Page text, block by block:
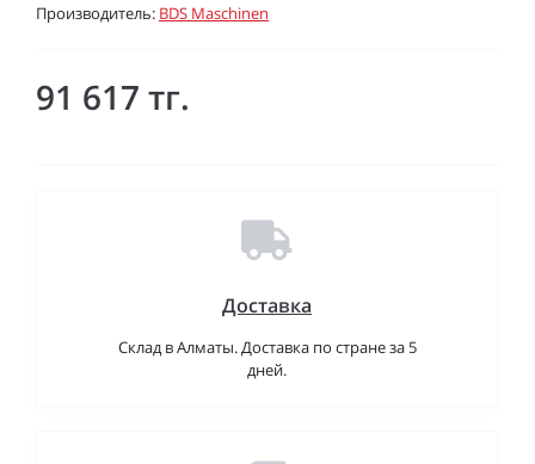
Производитель: BDS Maschinen
91 617 тг.
Доставка
Склад в Алматы. Доставка по стране за 5
дней.